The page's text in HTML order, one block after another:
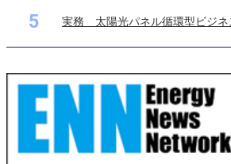
5 実務 太陽光パネル循環型ビジネ